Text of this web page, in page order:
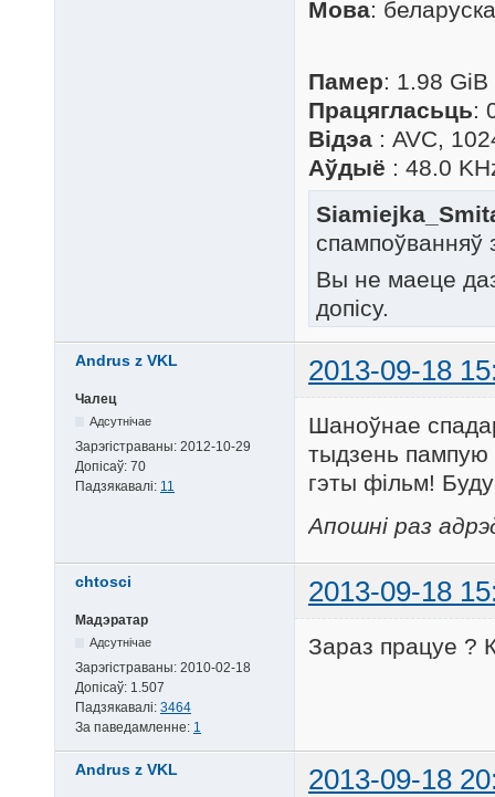
Мова:
Памер: 1.98 GiB
Працягласьць:
Відэа : AVC,
Аўдыё : 48.0
Вы не маеце
допісу.
Andrus z VKL 2013-09-18
Чалец
Адсутнічае
Зарэгістраваны: 2012-10-29
Допісаў: 70
Падзякавалі: 11
Шаноўнае
тыдзень пампую
гэты фільм!
Апошні раз
chtosci 2013-09-18
Мадэратар
Адсутнічае
Зарэгістраваны: 2010-02-18
Допісаў: 1.507
Падзякавалі: 3464
За паведамленне: 1
Зараз працуе ?
Andrus z VKL 2013-09-18